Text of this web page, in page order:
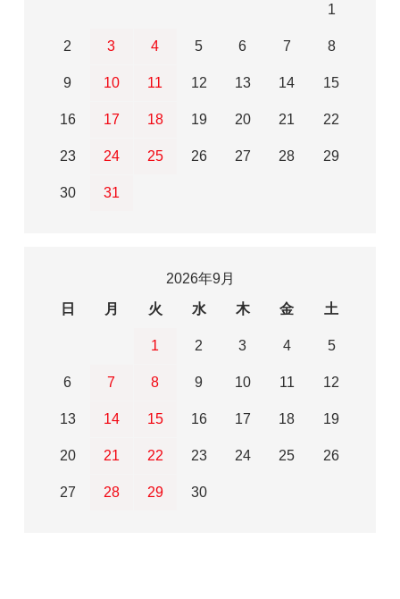
1
2 3 4 5 6 7 8
9 10 11 12 13 14 15
16 17 18 19 20 21 22
23 24 25 26 27 28 29
30 31
2026年9月
日
月 火 水 木 金 土
1 2 3 4 5
6 7 8 9 10 11 12
13 14 15 16 17 18 19
20 21 22 23 24 25 26
27 28 29 30